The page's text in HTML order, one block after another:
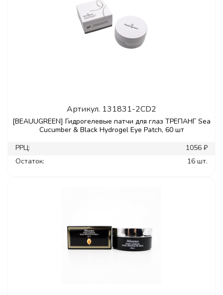
Артикул. 131831-2CD2
[BEAUUGREEN] Гидрогелевые патчи для глаз ТРЕПАНГ Sea
Cucumber & Black Hydrogel Eye Patch, 60 шт
РРЦ:
1056 ₽
Остаток:
16 шт.